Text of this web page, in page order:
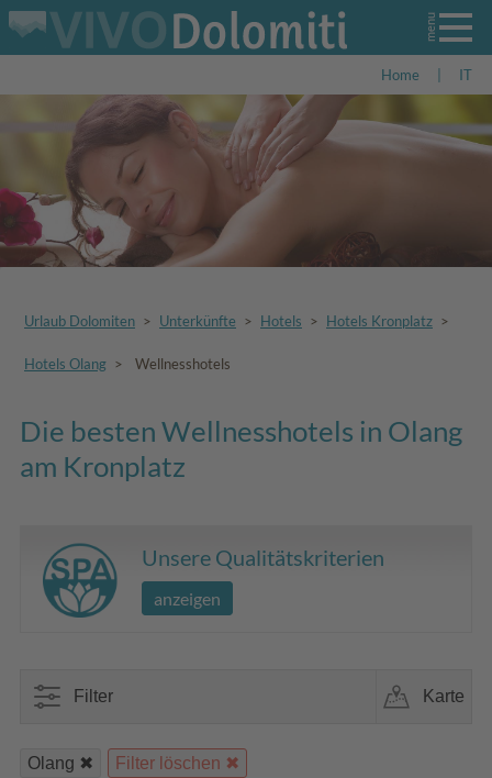
Home IT
Urlaub Dolomiten > Unterkünfte > Hotels > Hotels Kronplatz >
Hotels Olang > Wellnesshotels
Die besten Wellnesshotels in Olang
am Kronplatz
Unsere Qualitätskriterien
anzeigen
Filter Karte
Olang Filter löschen